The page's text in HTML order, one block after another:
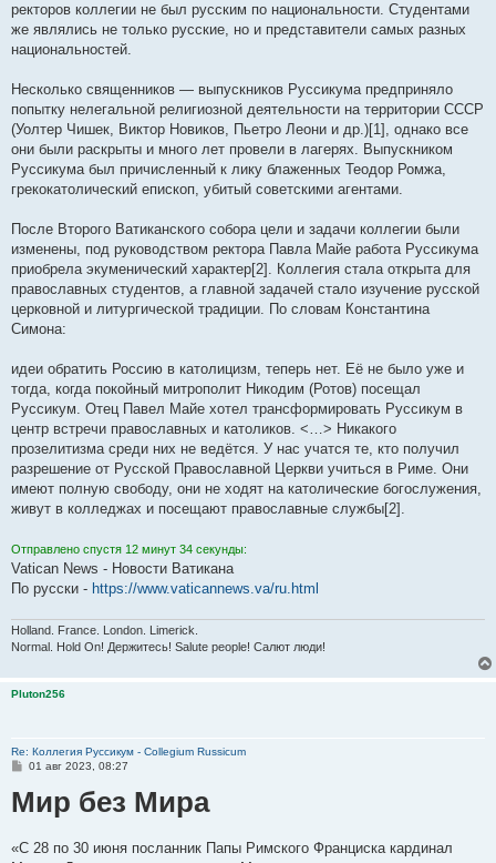
ректоров коллегии не был русским по национальности. Студентами
же являлись не только русские, но и представители самых разных
национальностей.
Несколько священников — выпускников Руссикума предприняло
попытку нелегальной религиозной деятельности на территории СССР
(Уолтер Чишек, Виктор Новиков, Пьетро Леони и др.)[1], однако все
они были раскрыты и много лет провели в лагерях. Выпускником
Руссикума был причисленный к лику блаженных Теодор Ромжа,
грекокатолический епископ, убитый советскими агентами.
После Второго Ватиканского собора цели и задачи коллегии были
изменены, под руководством ректора Павла Майе работа Руссикума
приобрела экуменический характер[2]. Коллегия стала открыта для
православных студентов, а главной задачей стало изучение русской
церковной и литургической традиции. По словам Константина
Симона:
идеи обратить Россию в католицизм, теперь нет. Её не было уже и
тогда, когда покойный митрополит Никодим (Ротов) посещал
Руссикум. Отец Павел Майе хотел трансформировать Руссикум в
центр встречи православных и католиков. <…> Никакого
прозелитизма среди них не ведётся. У нас учатся те, кто получил
разрешение от Русской Православной Церкви учиться в Риме. Они
имеют полную свободу, они не ходят на католические богослужения,
живут в колледжах и посещают православные службы[2].
Отправлено спустя 12 минут 34 секунды:
Vatican News - Новости Ватикана
По русски - https://www.vaticannews.va/ru.html
Holland. France. London. Limerick.
Normal. Hold On! Держитесь! Salute people! Салют люди!
Pluton256
Re: Коллегия Руссикум - Collegium Russicum
С
о
б
н
01 авг 2023, 08:27
Мир без Мира
«С 28 по 30 июня посланник Папы Римского Франциска кардинал